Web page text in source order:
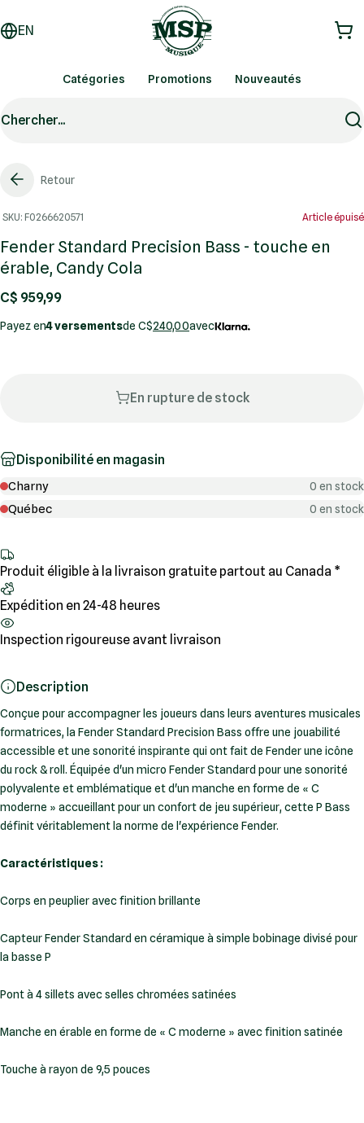
EN
Catégories Promotions Nouveautés
Chercher...
Retour
SKU: F0266620571 Article épuisé
Fender Standard Precision Bass - touche en
érable, Candy Cola
C$ 959,99
Payez en4 versementsde C$240,00avec
En rupture de stock
Disponibilité en magasin
Charny 0 en stock
Québec 0 en stock
Produit éligible à la livraison gratuite partout au Canada *
Expédition en 24-48 heures
Inspection rigoureuse avant livraison
Description
Conçue pour accompagner les joueurs dans leurs aventures musicales
formatrices, la Fender Standard Precision Bass offre une jouabilité
accessible et une sonorité inspirante qui ont fait de Fender une icône
du rock & roll. Équipée d'un micro Fender Standard pour une sonorité
polyvalente et emblématique et d'un manche en forme de « C
moderne » accueillant pour un confort de jeu supérieur, cette P Bass
définit véritablement la norme de l'expérience Fender.
Caractéristiques :
Corps en peuplier avec finition brillante
Capteur Fender Standard en céramique à simple bobinage divisé pour
la basse P
Pont à 4 sillets avec selles chromées satinées
Manche en érable en forme de « C moderne » avec finition satinée
Touche à rayon de 9,5 pouces